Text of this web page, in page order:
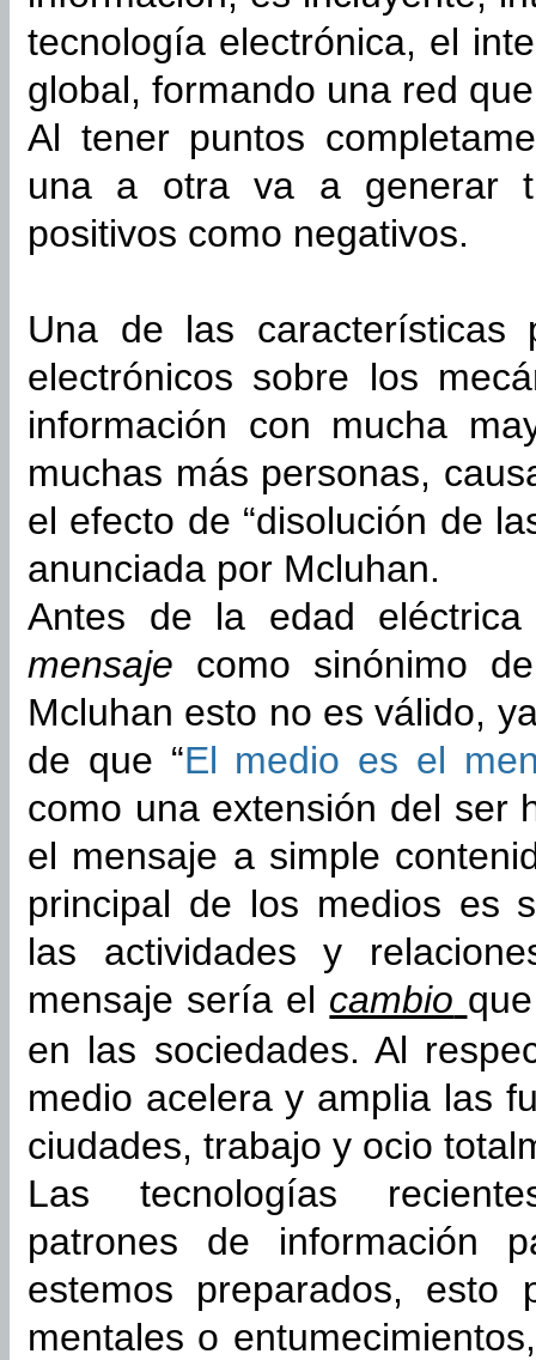
tecnología electrónica, el
global, formando una red
Al tener puntos
una a otra va a generar
positivos como negativos.
Una de las características
electrónicos sobre los
información con mucha
muchas más personas,
el efecto de “disolución de
anunciada por Mcluhan.
Antes de la edad
mensaje como sinónimo
Mcluhan esto no es válido,
de que “El medio es el
como una extensión del ser
el mensaje a simple
principal de los medios es
las actividades y
mensaje sería el cambio
en las sociedades. Al
medio acelera y amplia las
ciudades, trabajo y ocio
Las tecnologías
patrones de información
estemos preparados, esto
mentales o